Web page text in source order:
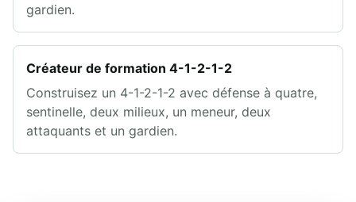
gardien.
Créateur de formation 4-1-2-1-2
Construisez un 4-1-2-1-2 avec défense à quatre,
sentinelle, deux milieux, un meneur, deux
attaquants et un gardien.